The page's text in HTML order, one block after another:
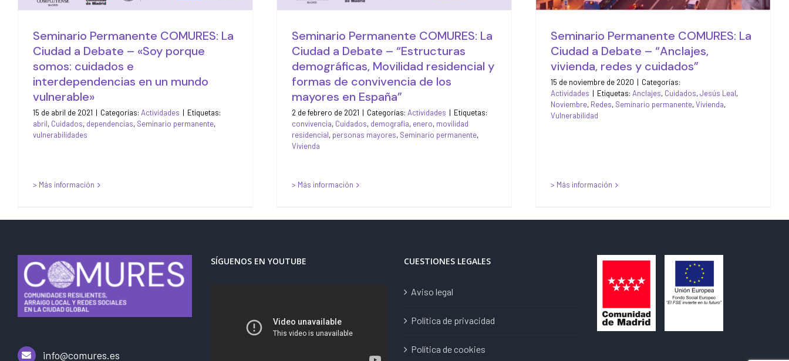
Seminario Permanente COMURES: La
Ciudad a Debate – «Soy porque
somos: cuidados e
interdependencias en un mundo
vulnerable»
15 de abril de 2021 | Categorías: Actividades | Etiquetas:
abril, Cuidados, dependencias, Seminario permanente,
vulnerabilidades
> Más información
Seminario Permanente COMURES: La
Ciudad a Debate – “Estructuras
demográficas, Movilidad residencial y
formas de convivencia de los
mayores en España”
2 de febrero de 2021 | Categorías: Actividades | Etiquetas:
convivencia, Cuidados, demografía, enero, movilidad
residencial, personas mayores, Seminario permanente,
Vivienda
> Más información
Seminario Permanente COMURES: La
Ciudad a Debate – “Anclajes,
vivienda, redes y cuidados”
15 de noviembre de 2020 | Categorías:
Actividades | Etiquetas: Anclajes, Cuidados,Jesús Leal,
Noviembre, Redes, Seminario permanente,Vivienda,
Vulnerabilidad
> Más información
info@comures.es
SÍGUENOS EN YOUTUBE CUESTIONES LEGALES
Aviso legal
Política de privacidad
Política de cookies